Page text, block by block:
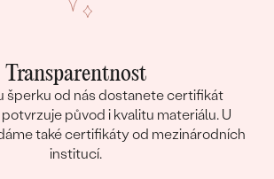
Transparentnost
šperku od nás dostanete certifikát
původ i kvalitu materiálu. U
také certifikáty od mezinárodních
institucí.